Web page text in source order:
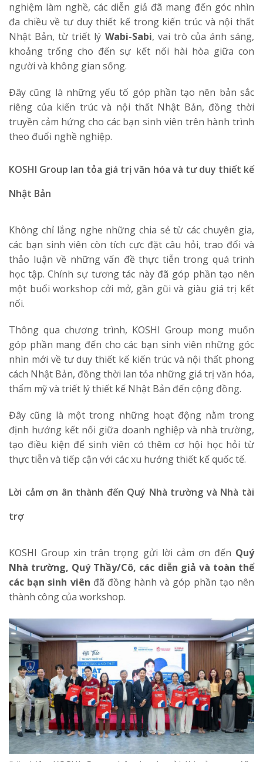
nghiệm làm nghề, các diễn giả đã mang đến góc nhìn
đa chiều về tư duy thiết kế trong kiến trúc và nội thất
Nhật Bản, từ triết lý Wabi-Sabi, vai trò của ánh sáng,
khoảng trống cho đến sự kết nối hài hòa giữa con
người và không gian sống.
Đây cũng là những yếu tố góp phần tạo nên bản sắc
riêng của kiến trúc và nội thất Nhật Bản, đồng thời
truyền cảm hứng cho các bạn sinh viên trên hành trình
theo đuổi nghề nghiệp.
KOSHI Group lan tỏa giá trị văn hóa và tư duy thiết kế
Nhật Bản
Không chỉ lắng nghe những chia sẻ từ các chuyên gia,
các bạn sinh viên còn tích cực đặt câu hỏi, trao đổi và
thảo luận về những vấn đề thực tiễn trong quá trình
học tập. Chính sự tương tác này đã góp phần tạo nên
một buổi workshop cởi mở, gần gũi và giàu giá trị kết
nối.
Thông qua chương trình, KOSHI Group mong muốn
góp phần mang đến cho các bạn sinh viên những góc
nhìn mới về tư duy thiết kế kiến trúc và nội thất phong
cách Nhật Bản, đồng thời lan tỏa những giá trị văn hóa,
thẩm mỹ và triết lý thiết kế Nhật Bản đến cộng đồng.
Đây cũng là một trong những hoạt động nằm trong
định hướng kết nối giữa doanh nghiệp và nhà trường,
tạo điều kiện để sinh viên có thêm cơ hội học hỏi từ
thực tiễn và tiếp cận với các xu hướng thiết kế quốc tế.
Lời cảm ơn ân thành đến Quý Nhà trường và Nhà tài
trợ
KOSHI Group xin trân trọng gửi lời cảm ơn đến Quý
Nhà trường, Quý Thầy/Cô, các diễn giả và toàn thể
các bạn sinh viên đã đồng hành và góp phần tạo nên
thành công của workshop.